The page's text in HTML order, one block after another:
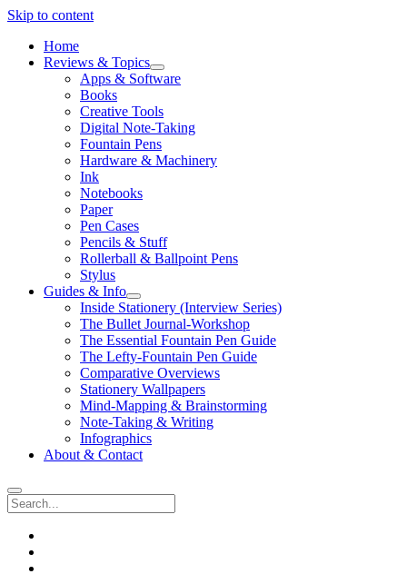
Skip to content
Home
Reviews & Topics
open
menu
Apps & Software
Books
Creative Tools
Digital Note-Taking
Fountain Pens
Hardware & Machinery
Ink
Notebooks
Paper
Pen Cases
Pencils & Stuff
Rollerball & Ballpoint Pens
Stylus
Guides & Info
open
menu
Inside Stationery (Interview Series)
The Bullet Journal-Workshop
The Essential Fountain Pen Guide
The Lefty-Fountain Pen Guide
Comparative Overviews
Stationery Wallpapers
Mind-Mapping & Brainstorming
Note-Taking & Writing
Infographics
About & Contact
Search